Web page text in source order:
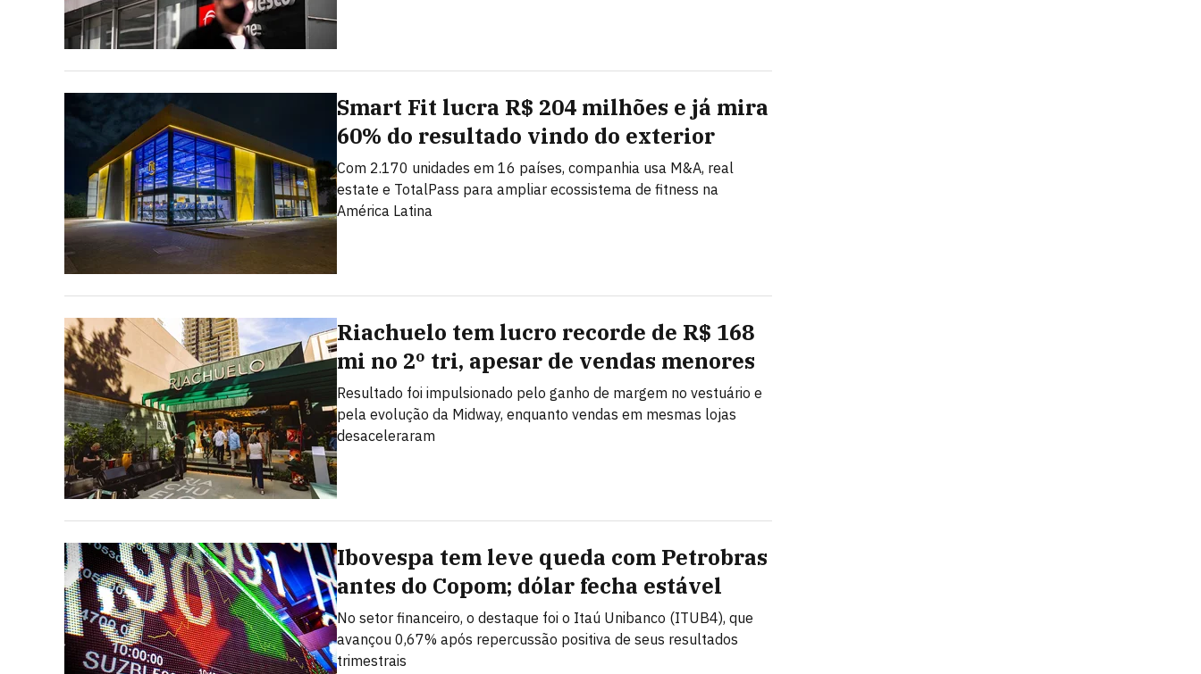
Smart Fit lucra R$ 204 milhões e já mira
60% do resultado vindo do exterior
Com 2.170 unidades em 16 países, companhia usa M&A, real
estate e TotalPass para ampliar ecossistema de fitness na
América Latina
Riachuelo tem lucro recorde de R$ 168
mi no 2º tri, apesar de vendas menores
Resultado foi impulsionado pelo ganho de margem no vestuário e
pela evolução da Midway, enquanto vendas em mesmas lojas
desaceleraram
Ibovespa tem leve queda com Petrobras
antes do Copom; dólar fecha estável
No setor financeiro, o destaque foi o Itaú Unibanco (ITUB4), que
avançou 0,67% após repercussão positiva de seus resultados
trimestrais